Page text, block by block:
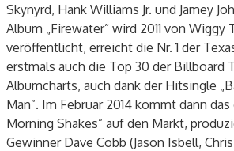
Skynyrd, Hank Williams Jr. und Jamey
Album „Firewater” wird 2011 von Wiggy
veröffentlicht, erreicht die Nr. 1 der
erstmals auch die Top 30 der Billboard
Albumcharts, auch dank der Hitsingle
Man”. Im Februar 2014 kommt dann
Morning Shakes” auf den Markt,
Gewinner Dave Cobb (Jason Isbell,